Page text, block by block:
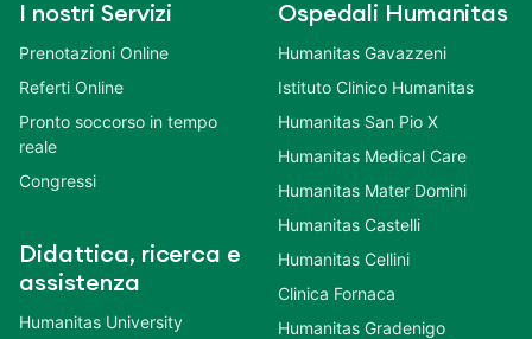
I nostri Servizi
Prenotazioni Online
Referti Online
Pronto soccorso in tempo
reale
Congressi
Didattica, ricerca e
assistenza
Humanitas University
Ospedali Humanitas
Humanitas Gavazzeni
Istituto Clinico Humanitas
Humanitas San Pio X
Humanitas Medical Care
Humanitas Mater Domini
Humanitas Castelli
Humanitas Cellini
Clinica Fornaca
Humanitas Gradenigo